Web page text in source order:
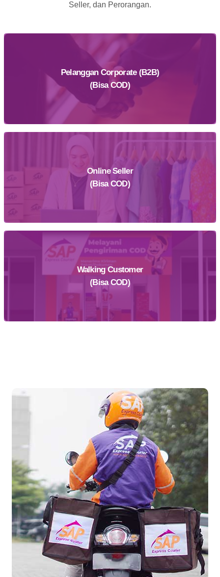
Seller, dan Perorangan.
Pelanggan Corporate (B2B)
(Bisa COD)
Daftar Sekarang
Online Seller
(Bisa COD)
Daftar Sekarang
Walking Customer
(Bisa COD)